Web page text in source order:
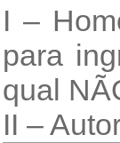
I –
para
qual
II –